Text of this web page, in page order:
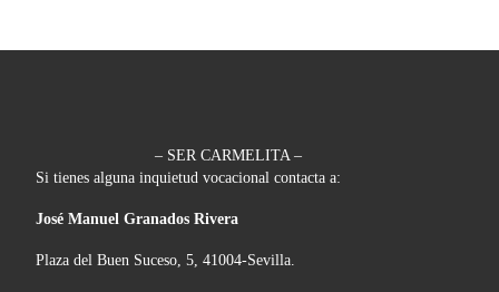
– SER CARMELITA –
Si tienes alguna inquietud vocacional contacta a:
José Manuel Granados Rivera
Plaza del Buen Suceso, 5, 41004-Sevilla.